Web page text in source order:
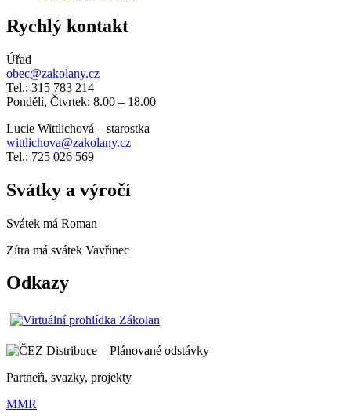
Rychlý kontakt
Úřad
obec@zakolany.cz
Tel.: 315 783 214
Pondělí, Čtvrtek: 8.00 – 18.00
Lucie Wittlichová – starostka
wittlichova@zakolany.cz
Tel.: 725 026 569
Svátky a výročí
Svátek má Roman
Zítra má svátek Vavřinec
Odkazy
Partneři, svazky, projekty
MMR